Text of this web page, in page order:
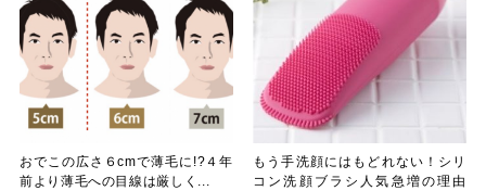
おでこの広さ６cmで薄毛に!?４年
前より薄毛への目線は厳しく...
もう手洗顔にはもどれない！シリ
コン洗顔ブラシ人気急増の理由